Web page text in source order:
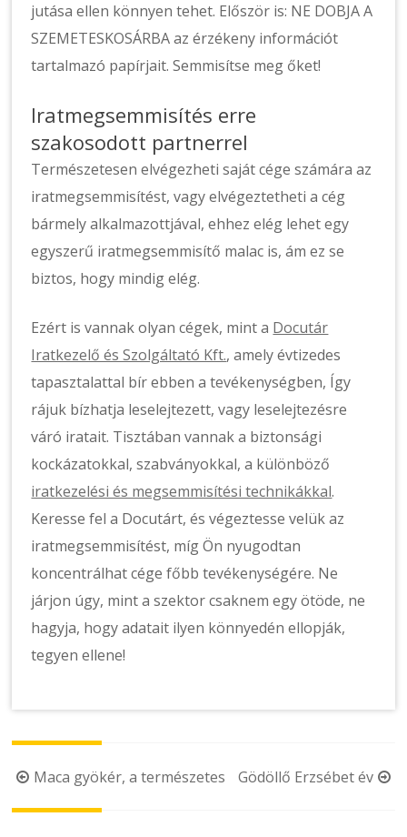
jutása ellen könnyen tehet. Először is: NE DOBJA A
SZEMETESKOSÁRBA az érzékeny információt
tartalmazó papírjait. Semmisítse meg őket!
Iratmegsemmisítés erre
szakosodott partnerrel
Természetesen elvégezheti saját cége számára az
iratmegsemmisítést, vagy elvégeztetheti a cég
bármely alkalmazottjával, ehhez elég lehet egy
egyszerű iratmegsemmisítő malac is, ám ez se
biztos, hogy mindig elég.
Ezért is vannak olyan cégek, mint a Docutár
Iratkezelő és Szolgáltató Kft., amely évtizedes
tapasztalattal bír ebben a tevékenységben, Így
rájuk bízhatja leselejtezett, vagy leselejtezésre
váró iratait. Tisztában vannak a biztonsági
kockázatokkal, szabványokkal, a különböző
iratkezelési és megsemmisítési technikákkal.
Keresse fel a Docutárt, és végeztesse velük az
iratmegsemmisítést, míg Ön nyugodtan
koncentrálhat cége főbb tevékenységére. Ne
járjon úgy, mint a szektor csaknem egy ötöde, ne
hagyja, hogy adatait ilyen könnyedén ellopják,
tegyen ellene!
Post
navigation
Maca gyökér, a természetes Gödöllő Erzsébet év